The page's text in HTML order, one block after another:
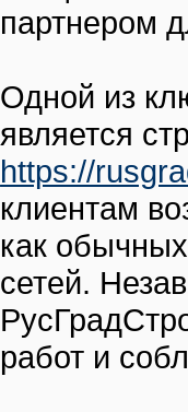
партнером
Одной из
является
https://
клиентам
как
сетей.
работ и